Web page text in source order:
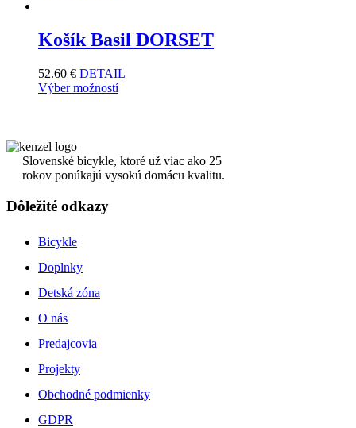
Košík Basil DORSET
52.60 € DETAIL
Výber možností
Slovenské bicykle, ktoré už viac ako 25
rokov ponúkajú vysokú domácu kvalitu.
Dôležité odkazy
Bicykle
Doplnky
Detská zóna
O nás
Predajcovia
Projekty
Obchodné podmienky
GDPR